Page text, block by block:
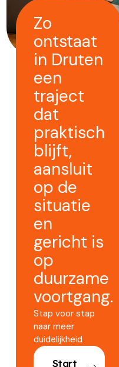
Zo
ontstaat
in Druten
een
traject
dat
praktisch
blijft,
aansluit
op de
situatie
en
gericht is
op
duurzame
voortgang.
Stap voor stap
naar meer
duidelijkheid
Start